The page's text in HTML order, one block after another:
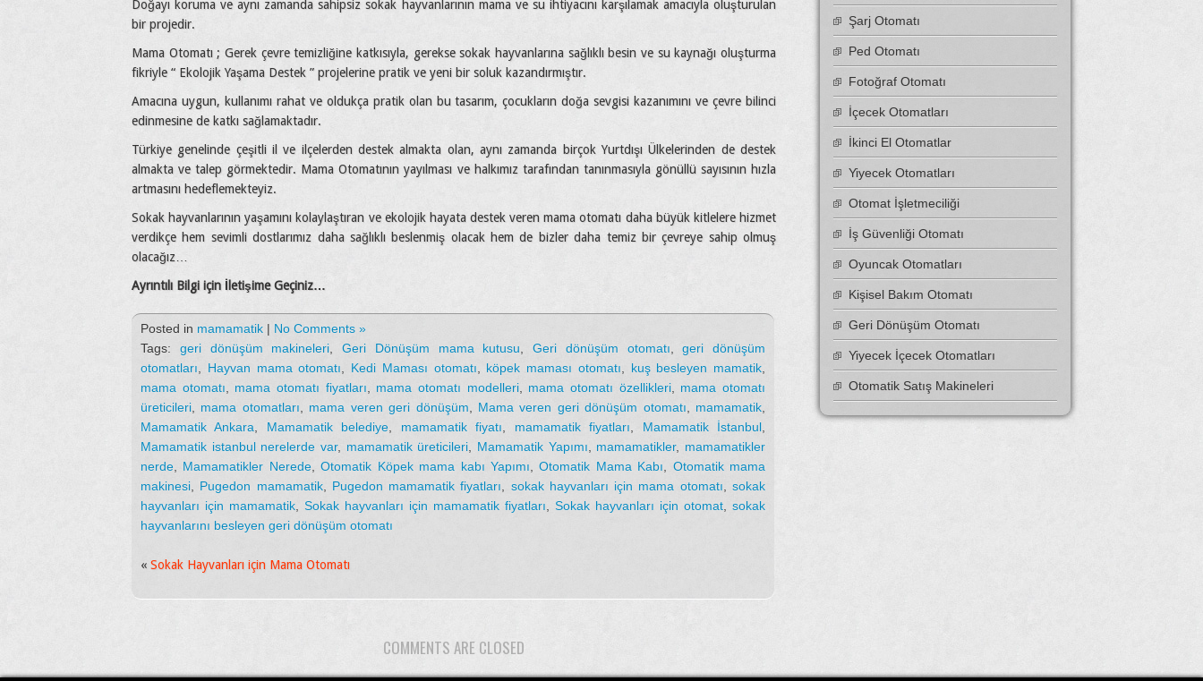
Doğayı koruma ve aynı zamanda sahipsiz sokak hayvanlarının mama ve su ihtiyacını karşılamak amacıyla oluşturulan
bir projedir.
Mama Otomatı ; Gerek çevre temizliğine katkısıyla, gerekse sokak hayvanlarına sağlıklı besin ve su kaynağı oluşturma
fikriyle “ Ekolojik Yaşama Destek ” projelerine pratik ve yeni bir soluk kazandırmıştır.
Amacına uygun, kullanımı rahat ve oldukça pratik olan bu tasarım, çocukların doğa sevgisi kazanımını ve çevre bilinci
edinmesine de katkı sağlamaktadır.
Türkiye genelinde çeşitli il ve ilçelerden destek almakta olan, aynı zamanda birçok Yurtdışı Ülkelerinden de destek
almakta ve talep görmektedir. Mama Otomatının yayılması ve halkımız tarafından tanınmasıyla gönüllü sayısının hızla
artmasını hedeflemekteyiz.
Sokak hayvanlarının yaşamını kolaylaştıran ve ekolojik hayata destek veren mama otomatı daha büyük kitlelere hizmet
verdikçe hem sevimli dostlarımız daha sağlıklı beslenmiş olacak hem de bizler daha temiz bir çevreye sahip olmuş
olacağız…
Ayrıntılı Bilgi için İletişime Geçiniz…
Posted in mamamatik | No Comments »
Tags: geri dönüşüm makineleri, Geri Dönüşüm mama kutusu, Geri dönüşüm otomatı,geri dönüşüm
otomatları, Hayvan mama otomatı, Kedi Maması otomatı, köpek maması otomatı, kuş besleyen mamatik,
mama otomatı, mama otomatı fiyatları, mama otomatı modelleri, mama otomatı özellikleri, mama otomatı
üreticileri, mama otomatları, mama veren geri dönüşüm, Mama veren geri dönüşüm otomatı, mamamatik,
Mamamatik Ankara, Mamamatik belediye, mamamatik fiyatı, mamamatik fiyatları, Mamamatik İstanbul,
Mamamatik istanbul nerelerde var, mamamatik üreticileri, Mamamatik Yapımı, mamamatikler, mamamatikler
nerde, Mamamatikler Nerede,Otomatik Köpek mama kabı Yapımı,Otomatik Mama Kabı, Otomatik mama
makinesi, Pugedon mamamatik, Pugedon mamamatik fiyatları, sokak hayvanları için mama otomatı,sokak
hayvanları için mamamatik, Sokak hayvanları için mamamatik fiyatları, Sokak hayvanları için otomat, sokak
hayvanlarını besleyen geri dönüşüm otomatı
« Sokak Hayvanları için Mama Otomatı
COMMENTS ARE CLOSED
Şarj Otomatı
Ped Otomatı
Fotoğraf Otomatı
İçecek Otomatları
İkinci El Otomatlar
Yiyecek Otomatları
Otomat İşletmeciliği
İş Güvenliği Otomatı
Oyuncak Otomatları
Kişisel Bakım Otomatı
Geri Dönüşüm Otomatı
Yiyecek İçecek Otomatları
Otomatik Satış Makineleri